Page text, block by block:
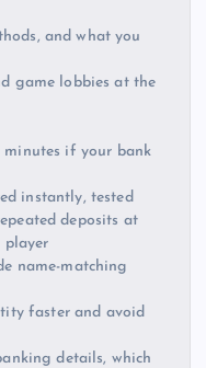
and what you
game lobbies at the
minutes if your bank
instantly, tested
deposits at
name-matching
faster and avoid
details, which